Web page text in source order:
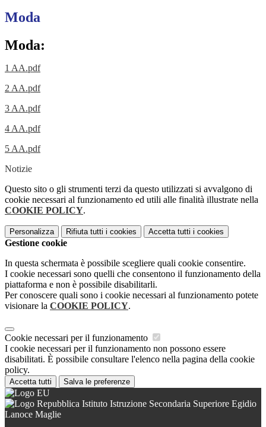
Moda
Moda:
1 AA.pdf
2 AA.pdf
3 AA.pdf
4 AA.pdf
5 AA.pdf
Notizie
Questo sito o gli strumenti terzi da questo utilizzati si avvalgono di
cookie necessari al funzionamento ed utili alle finalità illustrate nella
COOKIE POLICY.
Personalizza Rifiuta tutti i cookies Accetta tutti i cookies
Gestione cookie
In questa schermata è possibile scegliere quali cookie consentire.
I cookie necessari sono quelli che consentono il funzionamento della
piattaforma e non è possibile disabilitarli.
Per conoscere quali sono i cookie necessari al funzionamento potete
visionare la COOKIE POLICY.
Cookie necessari per il funzionamento
I cookie necessari per il funzionamento non possono essere
disabilitati. È possibile consultare l'elenco nella pagina della cookie
policy.
Accetta tutti Salva le preferenze
Istituto Istruzione Secondaria Superiore Egidio
Lanoce Maglie